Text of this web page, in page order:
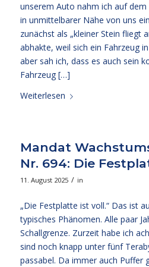
unserem Auto nahm ich auf
in unmittelbarer Nähe von uns
zunächst als „kleiner Stein fliegt
abhakte, weil sich ein Fahrzeug
aber sah ich, dass es auch sein
Fahrzeug […]
Weiterlesen
Mandat
Nr. 694: Die
11. August 2025 / in
„Die Festplatte ist voll.“ Das ist
typisches Phänomen. Alle paar
Schallgrenze. Zurzeit habe ich
sind noch knapp unter fünf
passabel. Da immer auch Puffer